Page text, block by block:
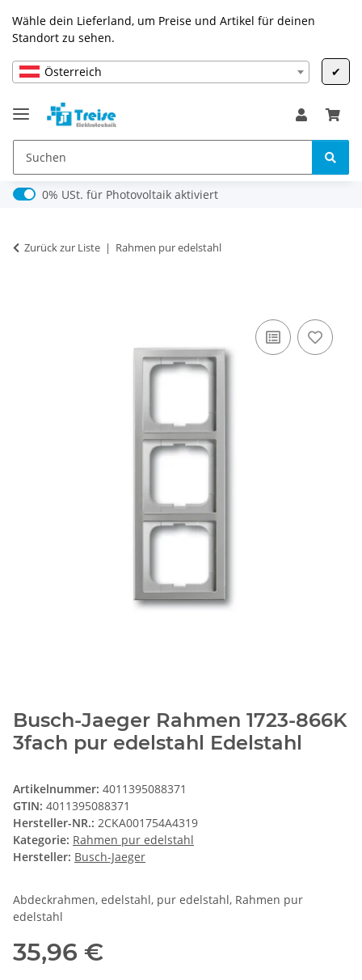
Wähle dein Lieferland, um Preise und Artikel für deinen
Standort zu sehen.
Österreich ✔
0% USt. für Photovoltaik (§ 12 Abs. 3 UStG)
0% USt. für Photovoltaik aktiviert
Zurück zur Liste Rahmen pur edelstahl
Busch-Jaeger Rahmen 1723-866K
3fach pur edelstahl Edelstahl
Artikelnummer: 4011395088371
GTIN: 4011395088371
Hersteller-NR.: 2CKA001754A4319
Kategorie: Rahmen pur edelstahl
Hersteller: Busch-Jaeger
Abdeckrahmen, edelstahl, pur edelstahl, Rahmen pur
edelstahl
35,96 €